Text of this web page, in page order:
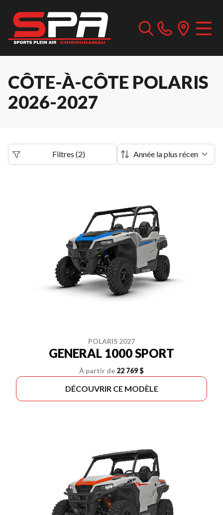
CÔTE-À-CÔTE POLARIS
2026-2027
Filtres (2)
POLARIS 2027
GENERAL 1000 SPORT
À partir de 22 769 $
DÉCOUVRIR CE MODÈLE